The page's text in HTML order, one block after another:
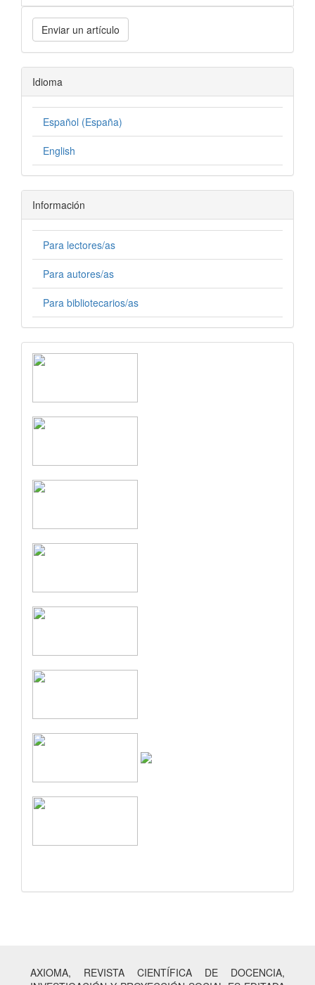
Enviar un artículo
Idioma
Español (España)
English
Información
Para lectores/as
Para autores/as
Para bibliotecarios/as
AXIOMA, REVISTA CIENTÍFICA DE DOCENCIA,